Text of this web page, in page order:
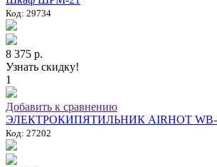
Код: 29734
8 375 р.
Узнать скидку!
1
Добавить к сравнению
ЭЛЕКТРОКИПЯТИЛЬНИК AIRHOT WB-
Код: 27202